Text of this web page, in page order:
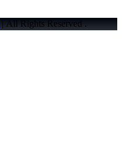
| All Rights Reserved .